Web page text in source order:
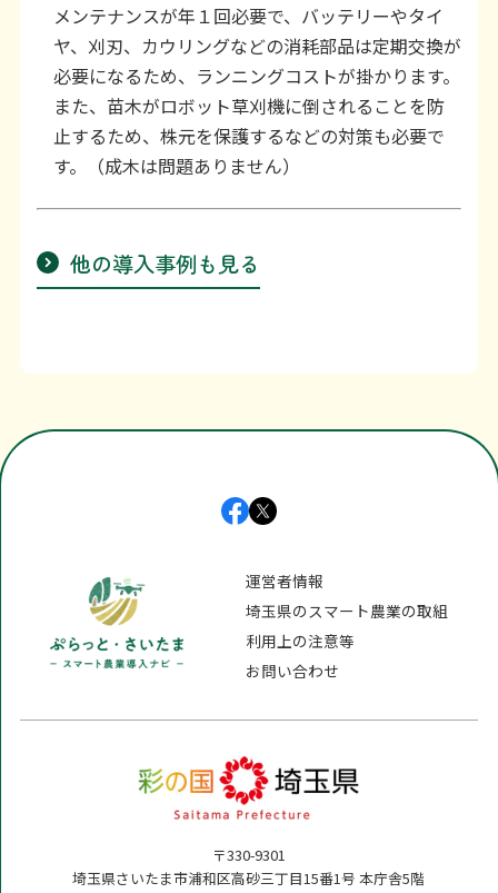
メンテナンスが年１回必要で、バッテリーやタイ
ヤ、刈刃、カウリングなどの消耗部品は定期交換が
必要になるため、ランニングコストが掛かります。
また、苗木がロボット草刈機に倒されることを防
止するため、株元を保護するなどの対策も必要で
す。（成木は問題ありません）
他の導入事例も見る
運営者情報
埼玉県のスマート農業の取組
利用上の注意等
お問い合わせ
〒330-9301
埼玉県さいたま市浦和区高砂三丁目15番1号 本庁舎5階